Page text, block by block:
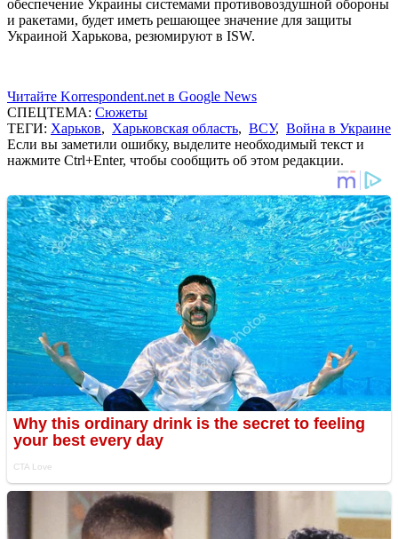
обеспечение Украины системами противовоздушной обороны
и ракетами, будет иметь решающее значение для защиты
Украиной Харькова, резюмируют в ISW.
Читайте Korrespondent.net в Google News
СПЕЦТЕМА: Сюжеты
ТЕГИ: Харьков, Харьковская область, ВСУ, Война в Украине
Если вы заметили ошибку, выделите необходимый текст и
нажмите Ctrl+Enter, чтобы сообщить об этом редакции.